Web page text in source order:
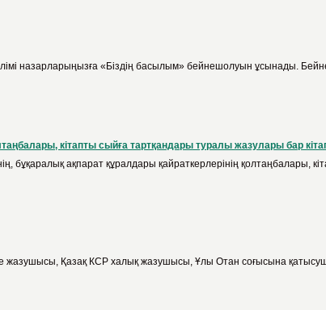
назарларыңызға «Біздің басылым» бейнешолуын ұсынады.
кітапты сыйға тартқандары туралы жазулары бар
бұқаралық ақпарат құралдары қайраткерлерінің қолтаңбалары,
жазушысы, Қазақ КСР халық жазушысы, Ұлы Отан соғысына